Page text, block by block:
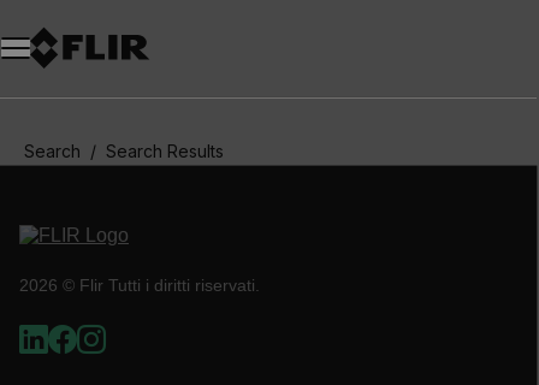
Unread messages
Modello
Rimuovi
articoli
articolo
Aggiungi al carrello
Aggiunto al carrello
Search / Search Results
2026 © Flir Tutti i diritti riservati.